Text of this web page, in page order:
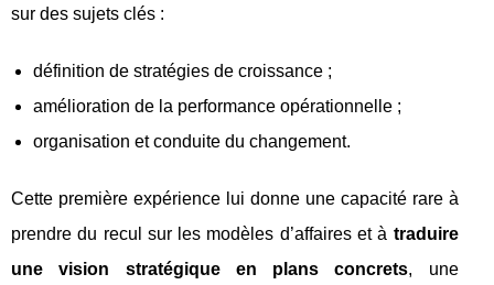
sur des sujets clés :
définition de stratégies de croissance ;
amélioration de la performance opérationnelle ;
organisation et conduite du changement.
Cette première expérience lui donne une capacité rare à
prendre du recul sur les modèles d’affaires et à traduire
une vision stratégique en plans concrets, une